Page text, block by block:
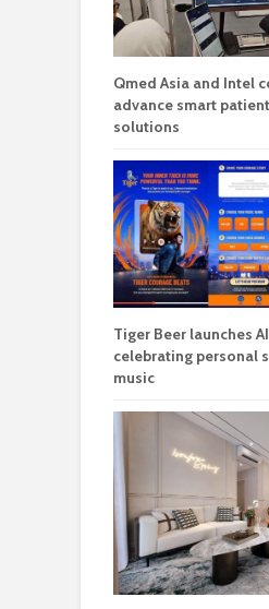
Qmed Asia and Intel
advance smart
solutions
Tiger Beer launches
celebrating personal
music